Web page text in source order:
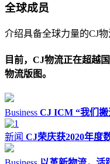
全球成员
介绍具备全球力量的CJ物
目前，CJ物流正在超越
物流版图。
Business CJ ICM “我们
新闻 CJ荣庆获2020年度